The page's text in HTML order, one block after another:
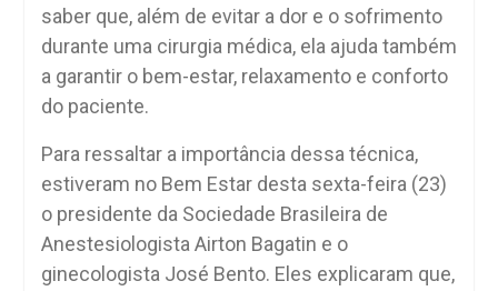
saber que, além de evitar a dor e o sofrimento
durante uma cirurgia médica, ela ajuda também
a garantir o bem-estar, relaxamento e conforto
do paciente.
Para ressaltar a importância dessa técnica,
estiveram no Bem Estar desta sexta-feira (23)
o presidente da Sociedade Brasileira de
Anestesiologista Airton Bagatin e o
ginecologista José Bento. Eles explicaram que,